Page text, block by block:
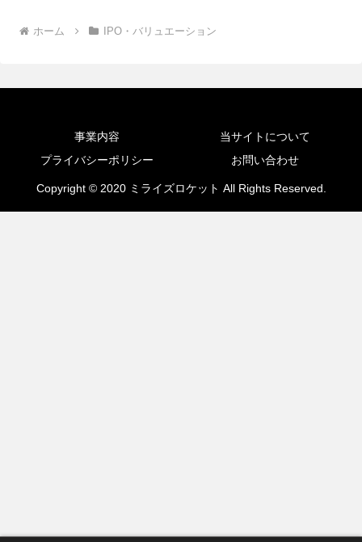
ホーム IPO・バリュエーション
事業内容
当サイトについて
プライバシーポリシー
お問い合わせ
Copyright © 2020 ミライズロケット All Rights Reserved.